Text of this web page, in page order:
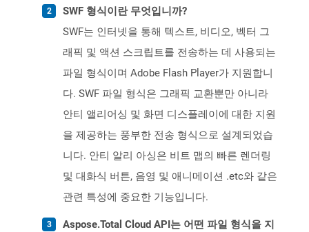
SWF 형식이란 무엇입니까?
SWF는 인터넷을 통해 텍스트, 비디오, 벡터 그
래픽 및 액션 스크립트를 전송하는 데 사용되는
파일 형식이며 Adobe Flash Player가 지원합니
다. SWF 파일 형식은 그래픽 교환뿐만 아니라
안티 앨리어싱 및 화면 디스플레이에 대한 지원
을 제공하는 풍부한 전송 형식으로 설계되었습
니다. 안티 알리 아싱은 비트 맵의 ​​빠른 렌더링
및 대화식 버튼, 음영 및 애니메이션 .etc와 같은
관련 특성에 중요한 기능입니다.
Aspose.Total Cloud API는 어떤 파일 형식을 지